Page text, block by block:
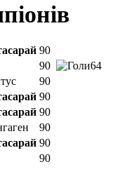
90
90
64
90
90
90
90
90
90